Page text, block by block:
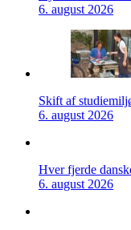
6. august 2026
Skift af
6. august 2026
Hver fjerde
6. august 2026